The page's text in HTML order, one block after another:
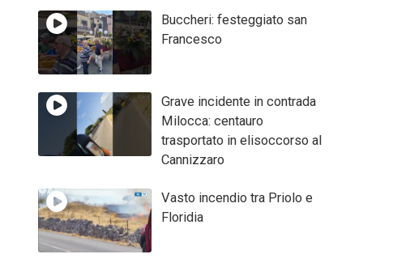
Buccheri: festeggiato san
Francesco
Grave incidente in contrada
Milocca: centauro
trasportato in elisoccorso al
Cannizzaro
Vasto incendio tra Priolo e
Floridia